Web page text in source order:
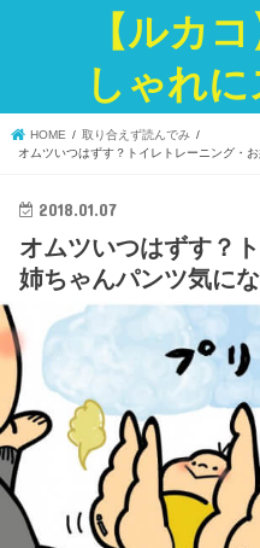
【ルカ
しゃれ
HOME
取り合えず読んでみ
オムツいつはずす？トイレトレーニング・
2018.01.07
オムツいつはずす？
姉ちゃんパンツ気に